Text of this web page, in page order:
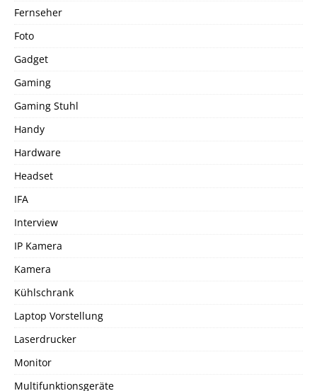
Fernseher
Foto
Gadget
Gaming
Gaming Stuhl
Handy
Hardware
Headset
IFA
Interview
IP Kamera
Kamera
Kühlschrank
Laptop Vorstellung
Laserdrucker
Monitor
Multifunktionsgeräte